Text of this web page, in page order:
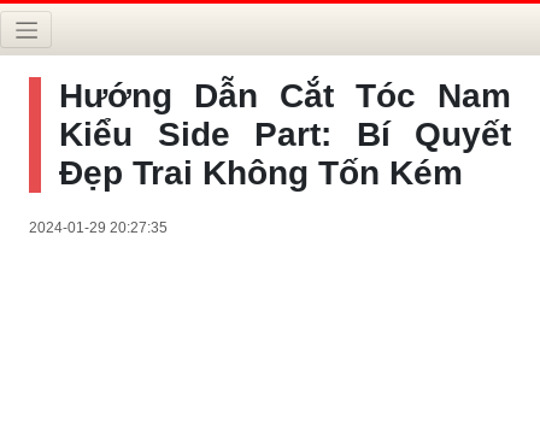
Hướng Dẫn Cắt Tóc Nam
Kiểu Side Part: Bí Quyết
Đẹp Trai Không Tốn Kém
2024-01-29 20:27:35